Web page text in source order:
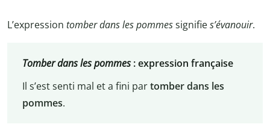
L’expression tomber dans les pommessignifies’évanouir.
Tomber dans les pommes:expression française
Il s’est senti mal et a fini partomber dans les
pommes.